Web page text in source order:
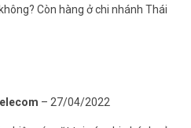
Còn hàng ở chi nhánh Thái
– 27/04/2022